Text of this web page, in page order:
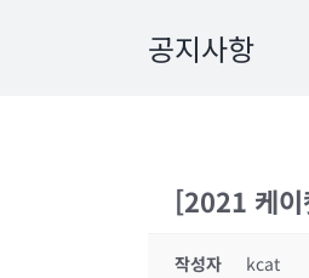
공지사항
[2021 케이
작성자 kcat